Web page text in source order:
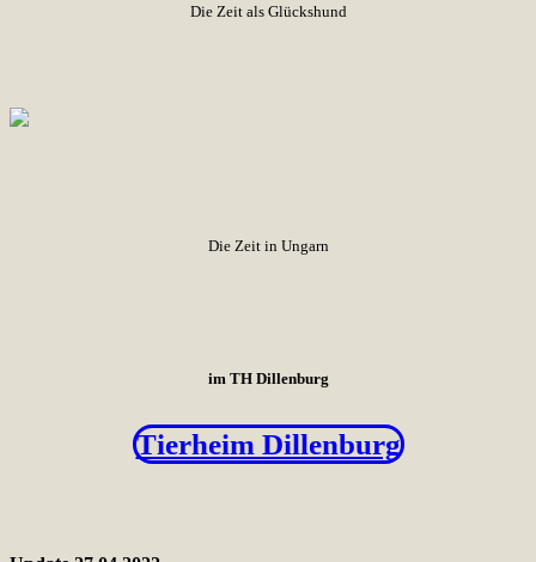
Die Zeit als Glückshund
Die Zeit in Ungarn
im TH Dillenburg
Tierheim Dillenburg